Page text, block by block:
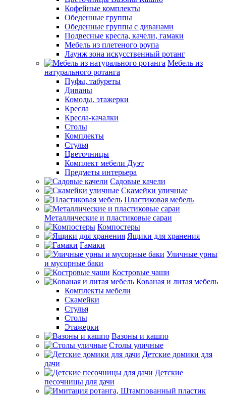
Кофейные комплекты
Обеденные группы
Обеденные группы с диванами
Подвесные кресла, качели, гамаки
Мебель из плетеного роупа
Лаунж зона искусственный ротанг
Мебель из
натурального ротанга
Пуфы, табуреты
Диваны
Комоды. этажерки
Кресла
Кресла-качалки
Столы
Комплекты
Стулья
Цветочницы
Комплект мебели Дуэт
Предметы интерьера
Садовые качели
Скамейки уличные
Пластиковая мебель
Металлические и пластиковые сараи
Компостеры
Ящики для хранения
Гамаки
Уличные урны
и мусорные баки
Костровые чаши
Кованая и литая мебель
Комплекты мебели
Скамейки
Стулья
Столы
Этажерки
Вазоны и кашпо
Столы уличные
Детские домики для
дачи
Детские
песочницы для дачи